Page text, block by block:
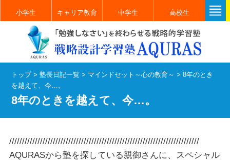
小学生 キャリア教育 中学生 高校生
トップ>塾長日記一覧 > マインドセット～心の教育～ >8年のとき
を越えて、今…。
8年のときを越えて、今…。
//////////////////////////////////////////////////////////////////////////
AQURASから塾を探している親御さんに、スペシャル